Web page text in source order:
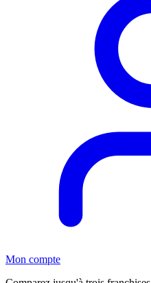
Mon compte